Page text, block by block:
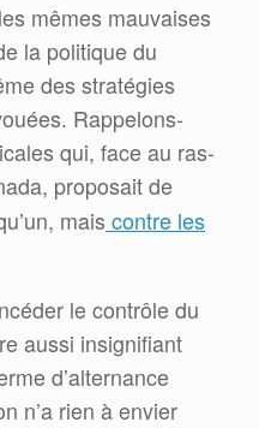
mêmes mauvaises
la politique du
des stratégies
Rappelons-
qui, face au ras-
proposait de
mais contre les
le contrôle du
aussi insignifiant
d’alternance
n’a rien à envier